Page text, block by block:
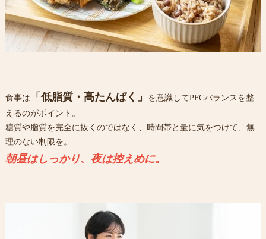
食事は 「低脂質・高たんぱく」
を意識してPFCバランスを整
えるのがポイント。
糖質や脂質を完全に抜くのではなく、時間帯と量に気をつけて、無
理のない制限を。
朝昼はしっかり、 夜は控えめに。